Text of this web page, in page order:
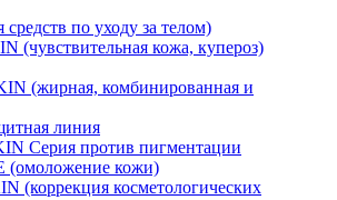
по уходу за телом)
(чувствительная кожа, купероз)
(жирная, комбинированная и
линия
Серия против пигментации
(омоложение кожи)
(коррекция косметологических